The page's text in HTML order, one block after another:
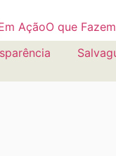
AçãoO que